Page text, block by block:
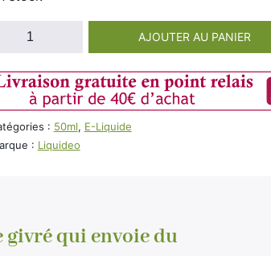
AJOUTER AU PANIER
: 50ml, E-Liquide
: Liquideo
givré qui envoie du